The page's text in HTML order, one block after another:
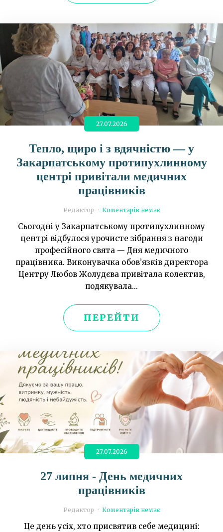
27.07.2026
Тепло, щиро і з вдячністю — у
Закарпатському протипухлинному
центрі привітали медичних
працівників
Редактор Коментарів немає
Сьогодні у Закарпатському протипухлинному
центрі відбулося урочисте зібрання з нагоди
професійного свята — Дня медичного
працівника. Виконувачка обов’язків директора
Центру Любов Жолудєва привітала колектив,
подякувала...
ПЕРЕЙТИ
27.07.2026
27 липня - День медичних
працівників
Редактор Коментарів немає
Це день усіх, хто присвятив себе медицині: